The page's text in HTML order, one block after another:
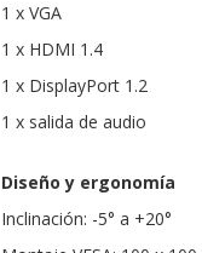
1 x VGA
1 x HDMI 1.4
1 x DisplayPort 1.2
1 x salida de audio
Diseño y ergonomía
Inclinación: -5° a +20°